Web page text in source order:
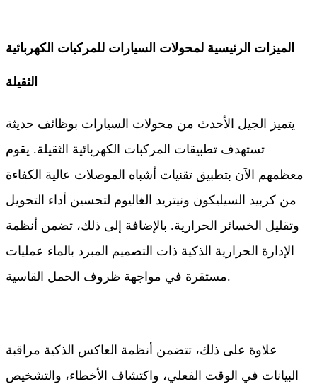
الميزات الرئيسية لمحولات السيارات للمركبات الكهربائية
الثقيلة
يتميز الجيل الأحدث من محولات السيارات بوظائف حديثة
تستهدف تطبيقات المركبات الكهربائية الثقيلة. يقوم
معظمهم الآن بتطبيق تقنيات أشباه الموصلات عالية الكفاءة
من كربيد السيليكون ونيتريد الغاليوم لتحسين أداء التحويل
وتقليل الخسائر الحرارية. بالإضافة إلى ذلك، تضمن أنظمة
الإدارة الحرارية الذكية ذات التصميم المبرد بالماء عمليات
مستقرة في مواجهة ظروف الحمل القاسية.
علاوة على ذلك، تتضمن أنظمة العاكس الذكية مراقبة
البيانات في الوقت الفعلي، واكتشاف الأخطاء، والتشخيص